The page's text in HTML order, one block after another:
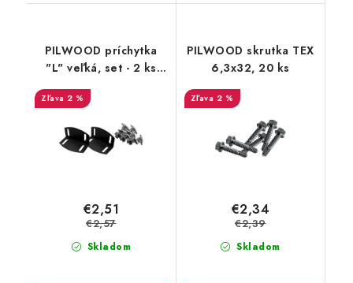
PILWOOD príchytka
"L" veľká, set - 2 ks
2 %
Skladom
€2,51
€2,57
PILWOOD skrutka TEX
6,3x32, 20 ks
2 %
Skladom
€2,34
€2,39